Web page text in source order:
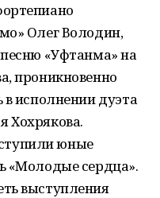
Олег Володин,
«Уфтанма» на
проникновенно
в исполнении дуэта
Хохрякова.
юные
«Молодые сердца».
выступления